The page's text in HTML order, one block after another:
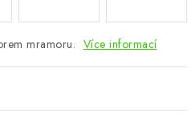
a odstoupení od smlouvy
mramoru. Více informací